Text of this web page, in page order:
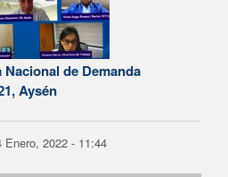
de Demanda
Aysén
Enero, 2022 - 11:44